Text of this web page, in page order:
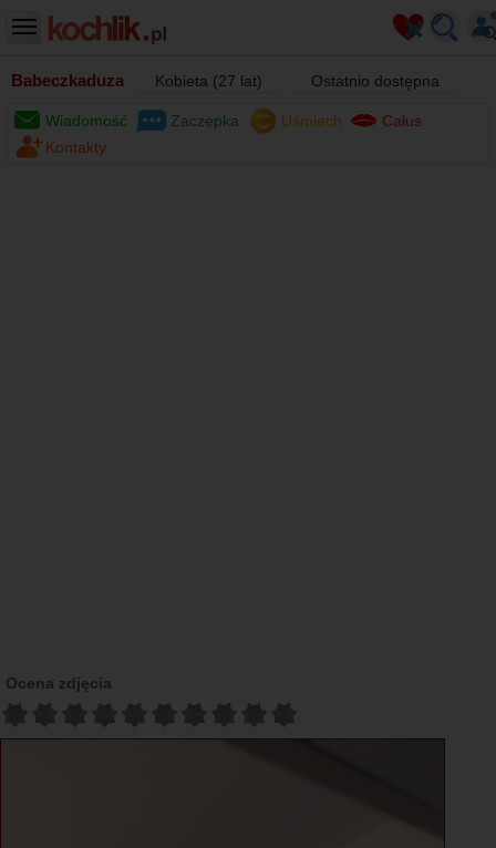
Babeczkaduza Kobieta (27 lat) Ostatnio dostępna
Wiadomość Zaczepka Uśmiech
Całus
Kontakty
Ocena zdjęcia